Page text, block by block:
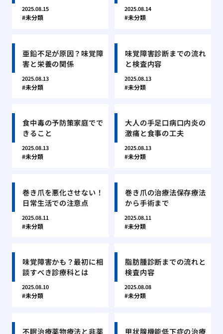
2025.08.15
未分類
2025.08.14
未分類
亜鉛不足が原因？味覚障
害と栄養の関係
2025.08.13
未分類
味覚障害診断までの流れ
と検査内容
2025.08.13
未分類
食中毒の予防策家庭でで
きること
2025.08.13
未分類
大人の手足口病口内炎の
激痛と食事の工夫
2025.08.13
未分類
巻き爪を悪化させない！
日常生活での注意点
2025.08.11
未分類
巻き爪の治療法保存療法
から手術まで
2025.08.11
未分類
味覚障害かも？最初に相
談すべき診療科とは
2025.08.10
未分類
脂肪腫診断までの流れと
検査内容
2025.08.08
未分類
不眠治療薬物療法と非薬 甲状腺機能低下症の治療